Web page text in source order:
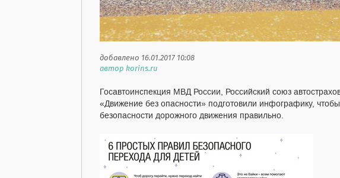
добавлено 16.01.2017 10:08
автор korins.ru
Госавтоинспекция МВД России, Российский союз
«Движение без опасности» подготовили инфографику,
безопасности дорожного движения правильно.